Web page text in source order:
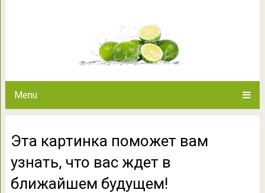
Menu
Эта картинка поможет вам
узнать, что вас ждет в
ближайшем будущем!